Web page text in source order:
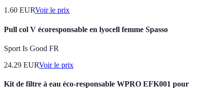
1.60 EURVoir le prix
Pull col V écoresponsable en lyocell femme Spasso
Sport Is Good FR
24.29 EURVoir le prix
Kit de filtre à eau éco-responsable WPRO EFK001 pour